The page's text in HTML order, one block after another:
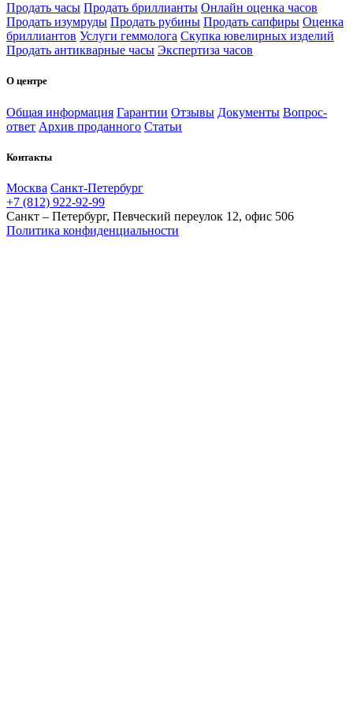
Продать часы Продать бриллианты Онлайн оценка часов
Продать изумруды Продать рубины Продать сапфиры Оценка
бриллиантов Услуги геммолога Скупка ювелирных изделий
Продать антикварные часы Экспертиза часов
О центре
Общая информация Гарантии Отзывы Документы Вопрос-
ответ Архив проданного Статьи
Контакты
Москва Санкт-Петербург
+7 (812) 922-92-99
Санкт – Петербург, Певческий переулок 12, офис 506
Политика конфиденциальности